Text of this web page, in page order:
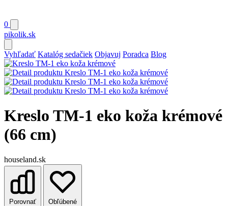
0
pikolik.sk
Vyhľadať Katalóg sedačiek Objavuj Poradca Blog
Kreslo TM-1 eko koža krémové
(66 cm)
houseland.sk
Porovnať Obľúbené